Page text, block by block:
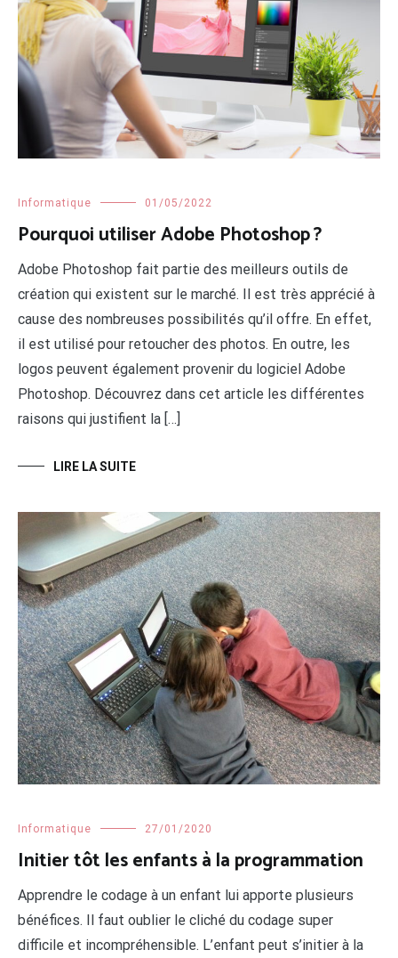
Informatique 01/05/2022
Pourquoi utiliser Adobe Photoshop ?
Adobe Photoshop fait partie des meilleurs outils de
création qui existent sur le marché. Il est très apprécié à
cause des nombreuses possibilités qu’il offre. En effet,
il est utilisé pour retoucher des photos. En outre, les
logos peuvent également provenir du logiciel Adobe
Photoshop. Découvrez dans cet article les différentes
raisons qui justifient la […]
LIRE LA SUITE
Informatique 27/01/2020
Initier tôt les enfants à la programmation
Apprendre le codage à un enfant lui apporte plusieurs
bénéfices. Il faut oublier le cliché du codage super
difficile et incompréhensible. L’enfant peut s’initier à la